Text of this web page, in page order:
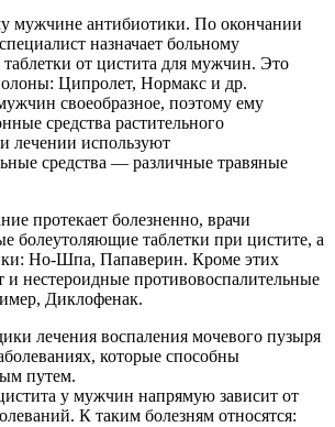
мужчине антибиотики. По окончании
назначает больному
от цистита для мужчин. Это
Ципролет, Нормакс и др.
своеобразное, поэтому ему
средства растительного
лечении используют
средства — различные травяные
протекает болезненно, врачи
болеутоляющие таблетки при цистите, а
Но-Шпа, Папаверин. Кроме этих
и нестероидные противовоспалительные
Диклофенак.
лечения воспаления мочевого пузыря
которые способны
путем.
у мужчин напрямую зависит от
К таким болезням относятся: